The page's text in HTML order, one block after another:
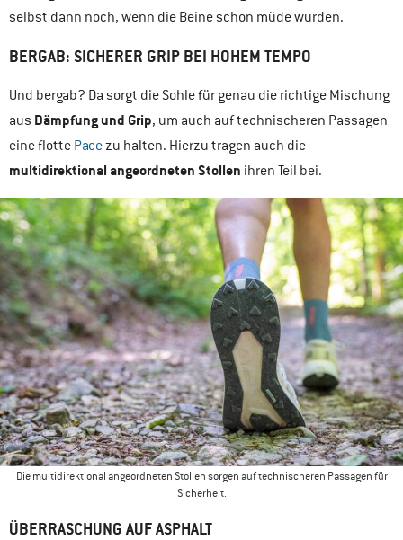
selbst dann noch, wenn die Beine schon müde wurden.
BERGAB: SICHERER GRIP BEI HOHEM TEMPO
Und bergab? Da sorgt die Sohle für genau die richtige Mischung
aus Dämpfung und Grip, um auch auf technischeren Passagen
eineflotte Pacezu halten. Hierzu tragen auch die
multidirektional angeordneten Stollen ihren Teil bei.
Die multidirektional angeordneten Stollen sorgen auf technischeren Passagen für
Sicherheit.
ÜBERRASCHUNG AUF ASPHALT